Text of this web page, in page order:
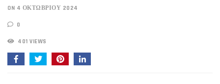
ON 4 ΟΚΤΩΒΡΊΟΥ 2024
0
401 VIEWS